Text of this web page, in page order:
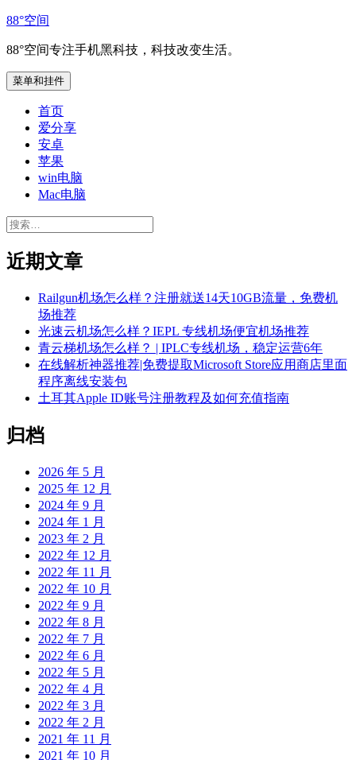
跳
内
容
88°空间
88°空间专注手机黑科技，科技改变生活。
菜单和挂件
首页
爱分享
安卓
苹果
win电脑
Mac电脑
搜
近期文章
Railgun机场怎么样？注册就送14天10GB流量，免费机
场推荐
光速云机场怎么样？IEPL 专线机场便宜机场推荐
青云梯机场怎么样？ | IPLC专线机场，稳定运营6年
在线解析神器推荐|免费提取Microsoft Store应用商店里面
程序离线安装包
土耳其Apple ID账号注册教程及如何充值指南
归档
2026 年 5 月
2025 年 12 月
2024 年 9 月
2024 年 1 月
2023 年 2 月
2022 年 12 月
2022 年 11 月
2022 年 10 月
2022 年 9 月
2022 年 8 月
2022 年 7 月
2022 年 6 月
2022 年 5 月
2022 年 4 月
2022 年 3 月
2022 年 2 月
2021 年 11 月
2021 年 10 月